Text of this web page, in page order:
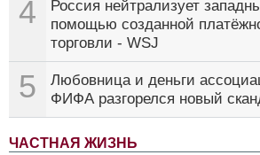
4
Россия нейтрализует
помощью созданной
торговли - WSJ
5
Любовница и деньги
ФИФА разгорелся новый
ЧАСТНАЯ ЖИЗНЬ